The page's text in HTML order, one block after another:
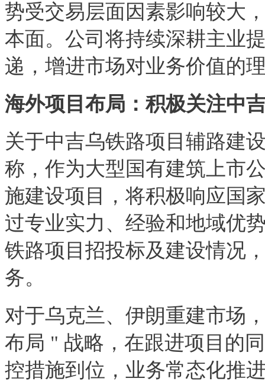
势受交易层面因素影响较大
本面。公司将持续深耕主业
递，增进市场对业务价值的
海外项目布局：积极关注中
关于中吉乌铁路项目辅路建
称，作为大型国有建筑上市
施建设项目，将积极响应国
过专业实力、经验和地域优
铁路项目招投标及建设情况
务。
对于乌克兰、伊朗重建市场
布局 " 战略，在跟进项目的
控措施到位，业务常态化推